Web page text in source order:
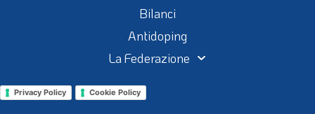
Bilanci
Antidoping
La Federazione
Privacy Policy Cookie Policy